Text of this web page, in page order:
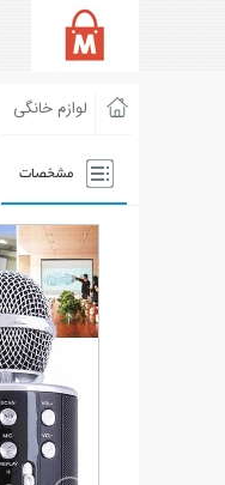
لوازم خانگی
مشخصات